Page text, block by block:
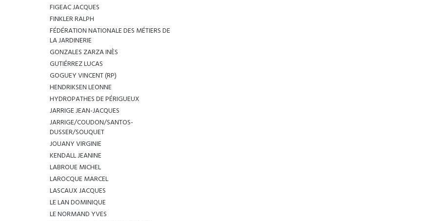
FIGEAC JACQUES
FINKLER RALPH
FÉDÉRATION NATIONALE DES MÉTIERS DE
LA JARDINERIE
GONZALES ZARZA INÈS
GUTIÉRREZ LUCAS
GOGUEY VINCENT (RP)
HENDRIKSEN LEONNE
HYDROPATHES DE PÉRIGUEUX
JARRIGE JEAN-JACQUES
JARRIGE/COUDON/SANTOS-
DUSSER/SOUQUET
JOUANY VIRGINIE
KENDALL JEANINE
LABROUE MICHEL
LAROCQUE MARCEL
LASCAUX JACQUES
LE LAN DOMINIQUE
LE NORMAND YVES